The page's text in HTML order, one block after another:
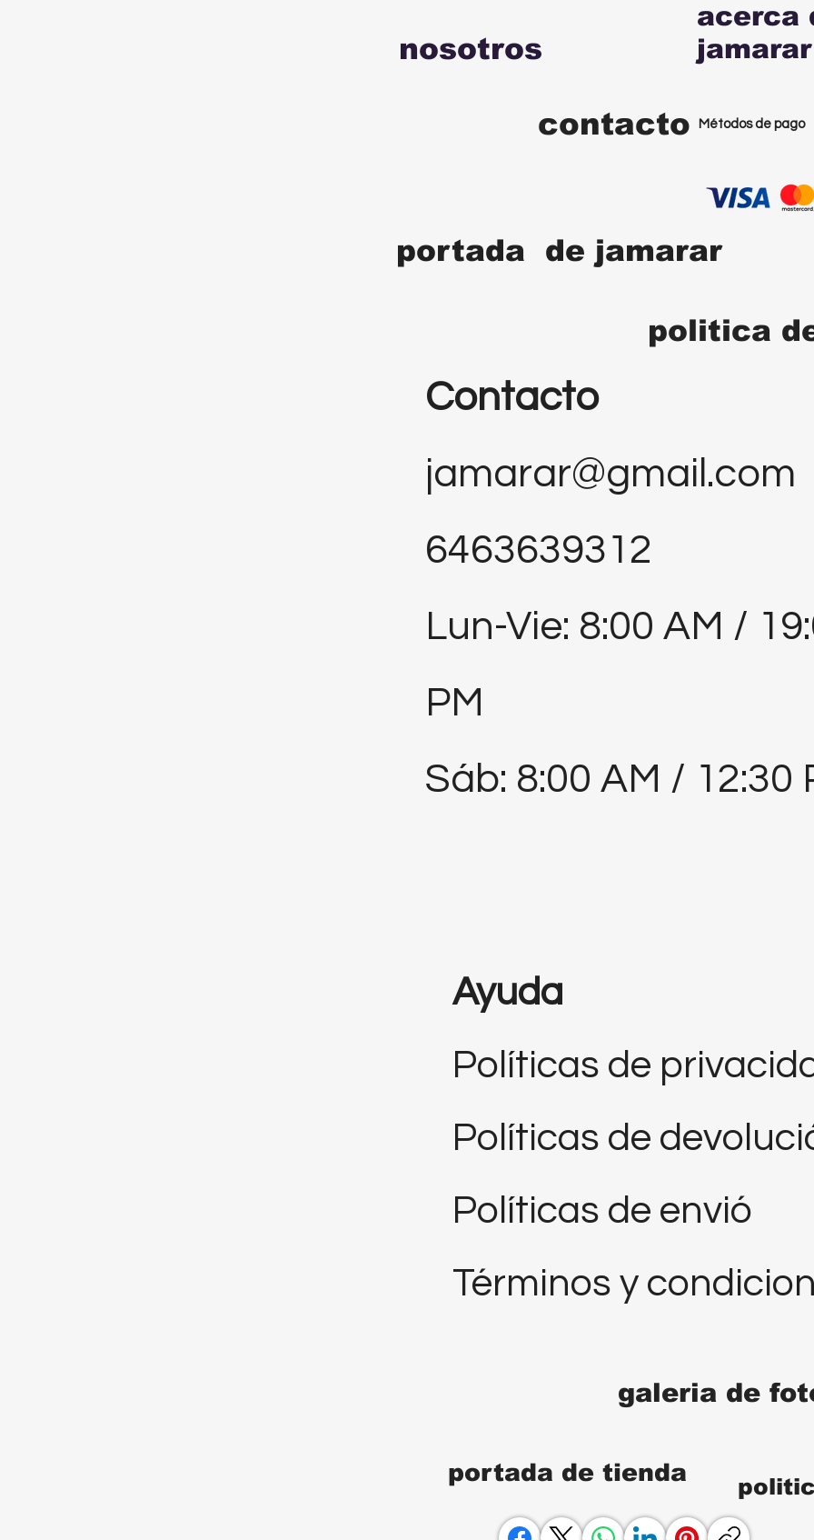
acerca
jamarar
nosotros
contacto Métodos de pago
portada de jamarar
politica
Contacto
jamarar@gmail.com
6463639312
Lun-Vie: 8:00 AM /
PM
Sáb: 8:00 AM / 12:30
Ayuda
Políticas de
Políticas de
Políticas de envió
Términos y
galeria de
portada de tienda